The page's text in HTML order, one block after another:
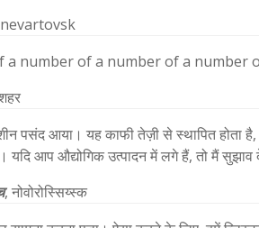
a number of a number of a
पसंद आया। यह काफी तेज़ी से स्थापित होता
यदि आप औद्योगिक उत्पादन में लगे हैं, तो मैं सुझाव
, नोवोरोस्सिय्स्क